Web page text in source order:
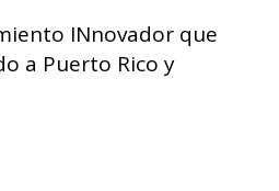
INnovador que
a Puerto Rico y